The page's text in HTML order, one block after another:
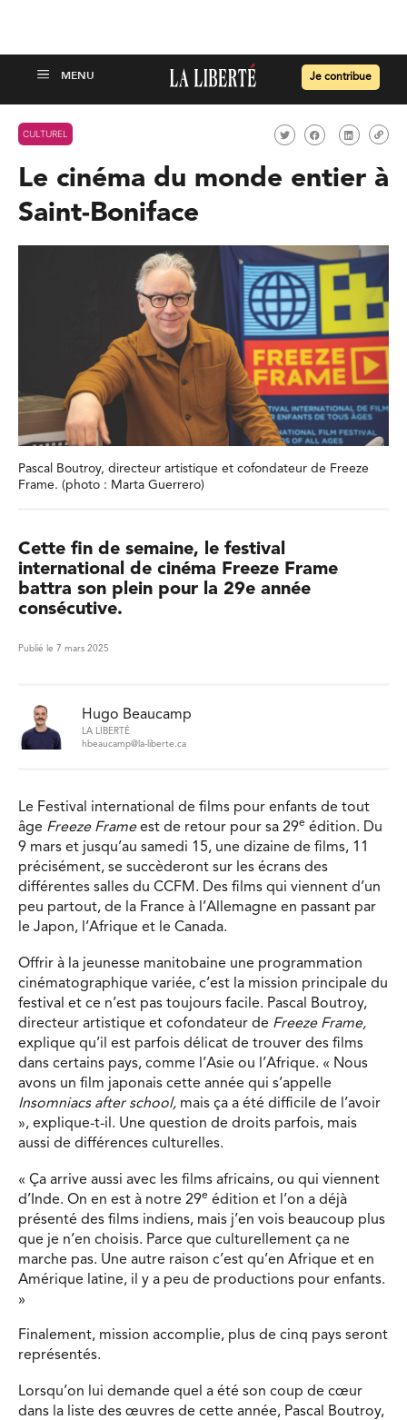
Je contribue
CULTUREL
Le cinéma du monde entier à
Saint-Boniface
Pascal Boutroy, directeur artistique et cofondateur de Freeze
Frame. (photo : Marta Guerrero)
Cette fin de semaine, le festival
international de cinéma Freeze Frame
battra son plein pour la 29e année
consécutive.
Publié le 7 mars 2025
Hugo Beaucamp
LA LIBERTÉ
hbeaucamp@la-liberte.ca
Le Festival international de films pour enfants de tout
âge Freeze Frameest de retour pour sa 29e édition. Du
9 mars et jusqu’au samedi 15, une dizaine de films, 11
précisément, se succèderont sur les écrans des
différentes salles du CCFM. Des films qui viennent d’un
peu partout, de la France à l’Allemagne en passant par
le Japon, l’Afrique et le Canada.
Offrir à la jeunesse manitobaine une programmation
cinématographique variée, c’est la mission principale du
festival et ce n’est pas toujours facile. Pascal Boutroy,
directeur artistique et cofondateur de Freeze Frame,
explique qu’il est parfois délicat de trouver des films
dans certains pays, comme l’Asie ou l’Afrique. « Nous
avons un film japonais cette année qui s’appelle
Insomniacs after school, mais ça a été difficile de l’avoir
», explique-t-il. Une question de droits parfois, mais
aussi de différences culturelles.
« Ça arrive aussi avec les films africains, ou qui viennent
d’Inde. On en est à notre 29e édition et l’on a déjà
présenté des films indiens, mais j’en vois beaucoup plus
que je n’en choisis. Parce que culturellement ça ne
marche pas. Une autre raison c’est qu’en Afrique et en
Amérique latine, il y a peu de productions pour enfants.
»
Finalement, mission accomplie, plus de cinq pays seront
représentés.
Lorsqu’on lui demande quel a été son coup de cœur
dans la liste des œuvres de cette année, Pascal Boutroy,